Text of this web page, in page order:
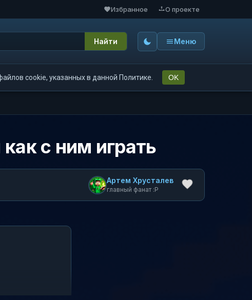
Избранное О проекте
Найти Меню
cookie, указанных в данной Политике. OK
с ним играть
Артем Хрусталев
главный фанат :P